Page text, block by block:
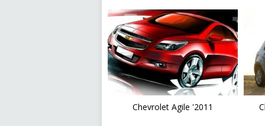
Chevrolet Agile '2011